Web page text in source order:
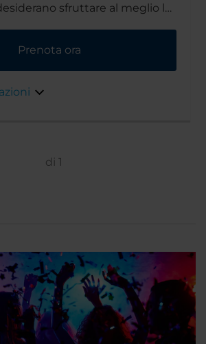
sfruttare al meglio la
intima, libera e moderna
della cultura festaiola
è dotata di altoparlante,
Prenota ora
di 1